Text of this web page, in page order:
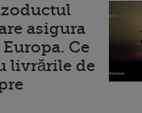
asigura
Ce
livrările de